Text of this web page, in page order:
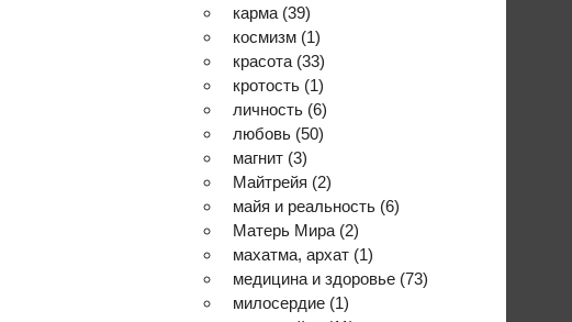
карма (39)
космизм (1)
красота (33)
кротость (1)
личность (6)
любовь (50)
магнит (3)
Майтрейя (2)
майя и реальность (6)
Матерь Мира (2)
махатма, архат (1)
медицина и здоровье (73)
милосердие (1)